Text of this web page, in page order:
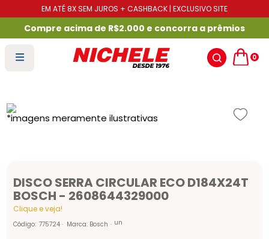
EM ATÉ 8X SEM JUROS + CASHBACK | EXCLUSIVO SITE
Compre acima de R$2.000 e concorra a prêmios
0
DISCO SERRA CIRCULAR ECO D184X24T
BOSCH - 2608644329000
Clique e veja!
Código: 775724 Marca: Bosch un